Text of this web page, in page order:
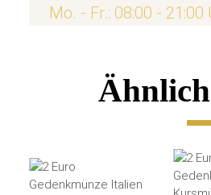
Mo. - Fr.: 08:00 - 21:00